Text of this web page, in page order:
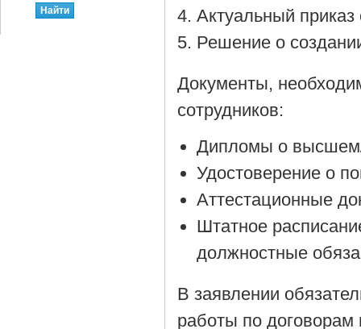
Актуальный приказ
Решение о
Документы,
сотрудников:
Дипломы о
Удостоверение о
Аттестационные
Штатное
должностные
В заявлении
работы по договорам